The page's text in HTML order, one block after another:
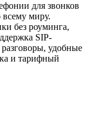
для звонков
миру.
без роуминга,
SIP-
разговоры, удобные
и тарифный